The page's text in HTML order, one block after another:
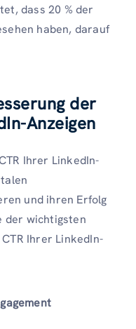
dass 20 % der
haben, darauf
der
Anzeigen
Ihrer LinkedIn-
und ihren Erfolg
der wichtigsten
Ihrer LinkedIn-